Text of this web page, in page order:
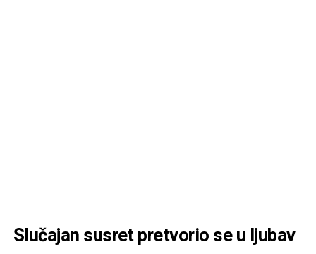
Slučajan susret pretvorio se u ljubav